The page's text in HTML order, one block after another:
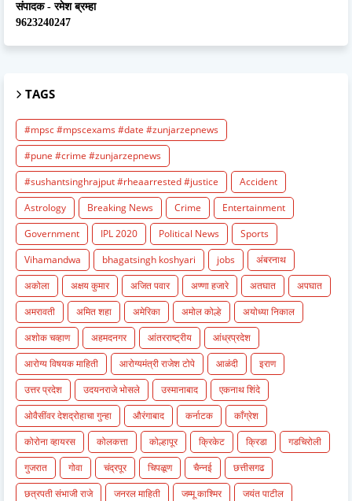
संपादक - रमेश ब्रम्हा
9623240247
TAGS
#mpsc #mpscexams #date #zunjarzepnews
#pune #crime #zunjarzepnews
#sushantsinghrajput #rheaarrested #justice
Accident
Astrology
Breaking News Crime
Entertainment
Government
IPL 2020 Political News
Sports
Vihamandwa
bhagatsingh koshyari jobs
अंबरनाथ
अकोला
अक्षय कुमार अजित पवार अण्णा हजारे अतघात
अपघात
अमरावती
अमित शहा अमेरिका अमोल कोल्हे
अयोध्या निकाल
अशोक चव्हाण
अहमदनगर आंतरराष्ट्रीय
आंध्रप्रदेश
आरोग्य विषयक माहिती
आरोग्यमंत्री राजेश टोपे आळंदी
इराण
उत्तर प्रदेश
उदयनराजे भोसले उस्मानाबाद
एकनाथ शिंदे
ओवैसींवर देशद्रोहाचा गुन्हा
औरंगाबाद कर्नाटक
काँग्रेश
कोरोना व्हायरस
कोलकत्ता कोल्हापूर क्रिकेट क्रिडा
गडचिरोली
गुजरात
गोवा चंद्रपूर चिपळूण चैन्नई
छत्तीसगढ
छत्रपती संभाजी राजे
जनरल माहिती जम्मू काश्मिर जयंत पाटील